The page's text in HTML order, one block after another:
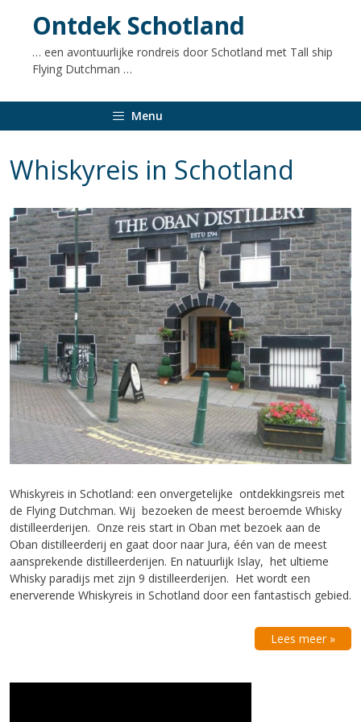
Ontdek Schotland
… een avontuurlijke rondreis door Schotland met Tall ship
Flying Dutchman …
Menu
Whiskyreis in Schotland
Whiskyreis in Schotland: een onvergetelijke ontdekkingsreis met
de Flying Dutchman. Wij bezoeken de meest beroemde Whisky
distilleerderijen. Onze reis start in Oban met bezoek aan de
Oban distilleerderij en gaat door naar Jura, één van de meest
aansprekende distilleerderijen. En natuurlijk Islay, het ultieme
Whisky paradijs met zijn 9 distilleerderijen. Het wordt een
enerverende Whiskyreis in Schotland door een fantastisch gebied.
Lees meer »